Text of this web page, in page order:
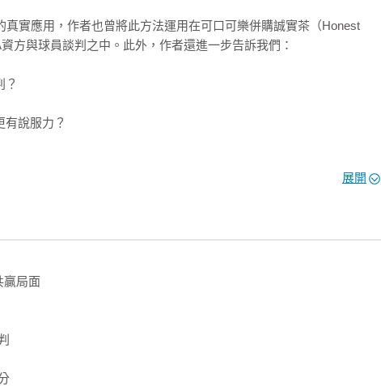
真實應用，作者也曾將此方法運用在可口可樂併購誠實茶（Honest
方與球員談判之中。此外，作者還進一步告訴我們：
？
說服力？
種新穎獨特的談判方式。」——盧英德（Indra Nooyi），百事公司前董
這些策略都將為你下一次談判做好準備。」——蕭華（Adam Silver），
的每一對夫妻推薦這本書。」——蘿蕊．葛利布（Lori Gottlieb），心理
展開
贏局面